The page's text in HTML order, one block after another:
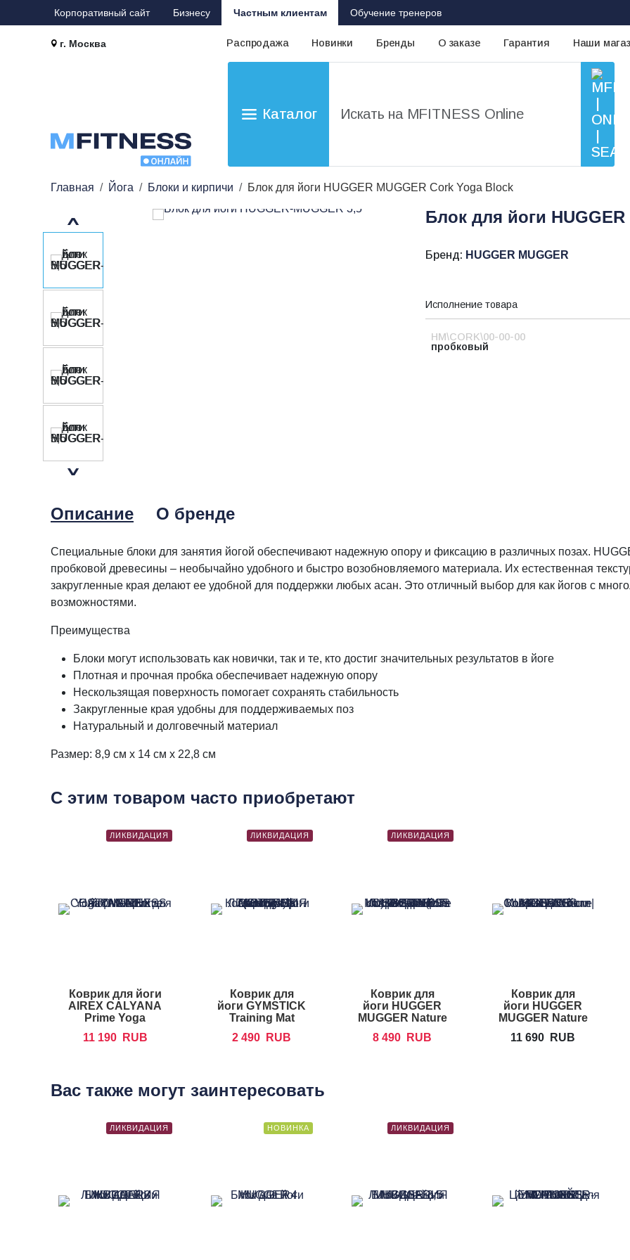
Корпоративный сайт Бизнесу Частным клиентам Обучение тренеров
г. Москва Распродажа Новинки Бренды О заказе Гарантия Наши
Каталог
Главная Йога Блоки и кирпичи Блок для йоги HUGGER MUGGER Cork Yoga Block
Блок для йоги
Бренд: HUGGER MUGGER
Исполнение товара
HM\CORK\00-00-00
пробковый
Описание О бренде
Специальные блоки для занятия йогой обеспечивают надежную опору и фиксацию в различных позах.
пробковой древесины – необычайно удобного и быстро возобновляемого материала. Их естественная
закругленные края делают ее удобной для поддержки любых асан. Это отличный выбор для как йогов с
возможностями.
Преимущества
Блоки могут использовать как новички, так и те, кто достиг значительных результатов в йоге
Плотная и прочная пробка обеспечивает надежную опору
Нескользящая поверхность помогает сохранять стабильность
Закругленные края удобны для поддерживаемых поз
Натуральный и долговечный материал
Размер: 8,9 см х 14 см х 22,8 см
С этим товаром часто приобретают
ЛИКВИДАЦИЯ
Коврик для йоги
AIREX CALYANA
Prime Yoga
11 190
RUB
ЛИКВИДАЦИЯ
Коврик для
йоги GYMSTICK
Training Mat
2 490 RUB
ЛИКВИДАЦИЯ
Коврик для
йоги HUGGER
MUGGER Nature
8 490 RUB
Коврик для
йоги HUGGER
MUGGER Nature
11 690 RUB
Вас также могут заинтересовать
ЛИКВИДАЦИЯ НОВИНКА ЛИКВИДАЦИЯ